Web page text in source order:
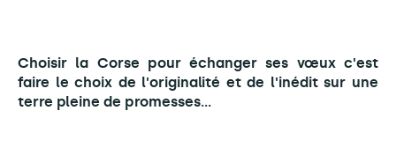
Choisir la Corse pour échanger ses vœux c'est
faire le choix de l'originalité et de l'inédit sur une
terre pleine de promesses...